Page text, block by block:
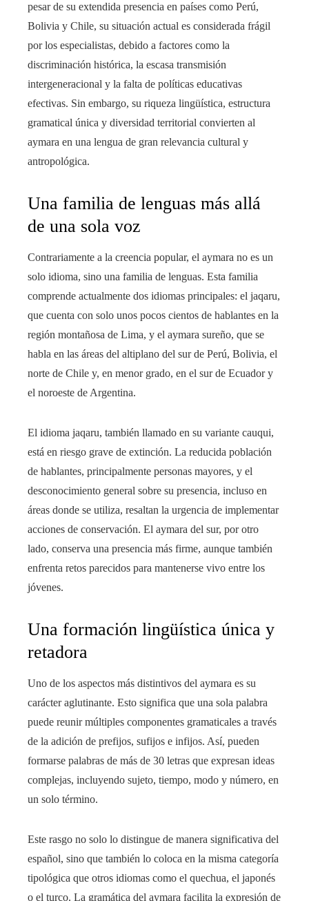
pesar de su extendida presencia en países como Perú,
Bolivia y Chile, su situación actual es considerada frágil
por los especialistas, debido a factores como la
discriminación histórica, la escasa transmisión
intergeneracional y la falta de políticas educativas
efectivas. Sin embargo, su riqueza lingüística, estructura
gramatical única y diversidad territorial convierten al
aymara en una lengua de gran relevancia cultural y
antropológica.
Una familia de lenguas más allá
de una sola voz
Contrariamente a la creencia popular, el aymara no es un
solo idioma, sino una familia de lenguas. Esta familia
comprende actualmente dos idiomas principales: el jaqaru,
que cuenta con solo unos pocos cientos de hablantes en la
región montañosa de Lima, y el aymara sureño, que se
habla en las áreas del altiplano del sur de Perú, Bolivia, el
norte de Chile y, en menor grado, en el sur de Ecuador y
el noroeste de Argentina.
El idioma jaqaru, también llamado en su variante cauqui,
está en riesgo grave de extinción. La reducida población
de hablantes, principalmente personas mayores, y el
desconocimiento general sobre su presencia, incluso en
áreas donde se utiliza, resaltan la urgencia de implementar
acciones de conservación. El aymara del sur, por otro
lado, conserva una presencia más firme, aunque también
enfrenta retos parecidos para mantenerse vivo entre los
jóvenes.
Una formación lingüística única y
retadora
Uno de los aspectos más distintivos del aymara es su
carácter aglutinante. Esto significa que una sola palabra
puede reunir múltiples componentes gramaticales a través
de la adición de prefijos, sufijos e infijos. Así, pueden
formarse palabras de más de 30 letras que expresan ideas
complejas, incluyendo sujeto, tiempo, modo y número, en
un solo término.
Este rasgo no solo lo distingue de manera significativa del
español, sino que también lo coloca en la misma categoría
tipológica que otros idiomas como el quechua, el japonés
o el turco. La gramática del aymara facilita la expresión de